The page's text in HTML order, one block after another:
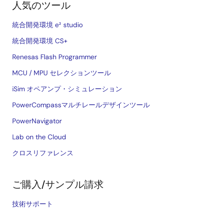
人気のツール
統合開発環境 e² studio
統合開発環境 CS+
Renesas Flash Programmer
MCU / MPU セレクションツール
iSim オペアンプ・シミュレーション
PowerCompassマルチレールデザインツール
PowerNavigator
Lab on the Cloud
クロスリファレンス
ご購入/サンプル請求
技術サポート